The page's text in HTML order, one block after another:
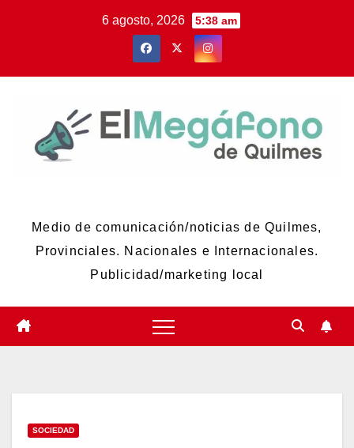
6 agosto, 2026 5:38 am
Medio de comunicación/noticias de Quilmes,
Provinciales. Nacionales e Internacionales.
Publicidad/marketing local
SOCIEDAD